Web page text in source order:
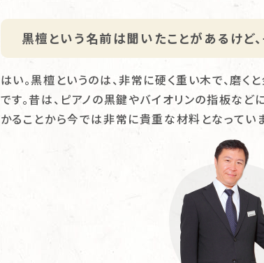
黒檀という名前は聞いたことがあるけど
はい。黒檀というのは、非常に硬く重い木で、磨
です。昔は、ピアノの黒鍵やバイオリンの指板な
かることから今では非常に貴重な材料となっていま